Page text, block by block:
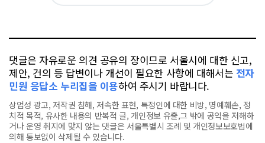
댓글은 자유로운 의견 공유의 장이므로 서울시에 대한 신고,
제안, 건의 등 답변이나 개선이 필요한 사항에 대해서는 전자
민원 응답소 누리집을 이용하여 주시기 바랍니다.
상업성 광고, 저작권 침해, 저속한 표현, 특정인에 대한 비방, 명예훼손, 정
치적 목적, 유사한 내용의 반복적 글, 개인정보 유출,그 밖에 공익을 저해하
거나 운영 취지에 맞지 않는 댓글은 서울특별시 조례 및 개인정보보호법에
의해 통보없이 삭제될 수 있습니다.